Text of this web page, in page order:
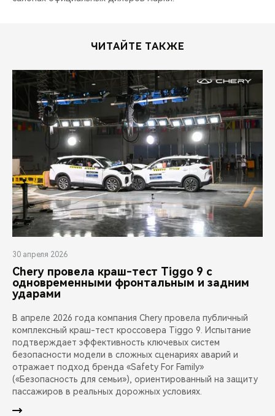
ЧИТАЙТЕ ТАКЖЕ
30 апреля 2026
Chery провела краш-тест Tiggo 9 с
одновременными фронтальным и задним
ударами
В апреле 2026 года компания Chery провела публичный
комплексный краш-тест кроссовера Tiggo 9. Испытание
подтверждает эффективность ключевых систем
безопасности модели в сложных сценариях аварий и
отражает подход бренда «Safety For Family»
(«Безопасность для семьи»), ориентированный на защиту
пассажиров в реальных дорожных условиях.